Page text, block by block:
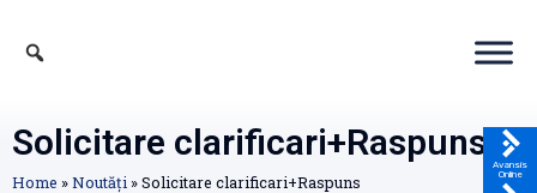
Solicitare clarificari+Raspuns
Home »Noutăți »Solicitare clarificari+Raspuns
Avansis
Online